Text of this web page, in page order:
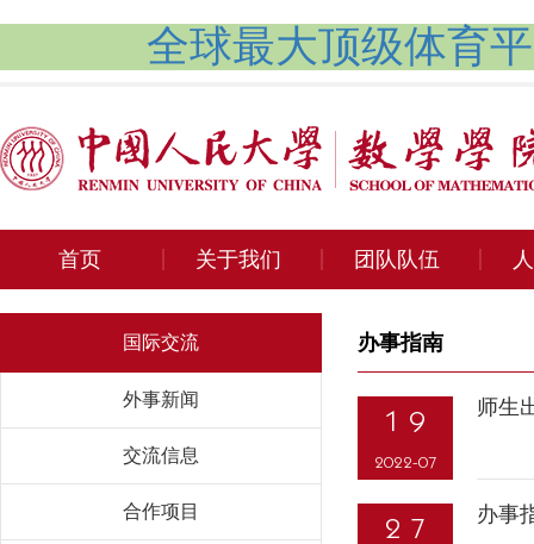
全球最大顶级体育
首页 关于我们 团队队伍
国际交流
外事新闻
交流信息
合作项目
办事指南
19
2022-07
师生
27 办事